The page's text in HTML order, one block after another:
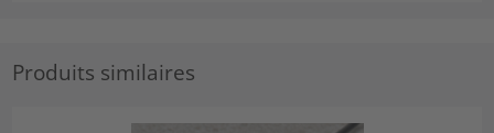
Produits similaires